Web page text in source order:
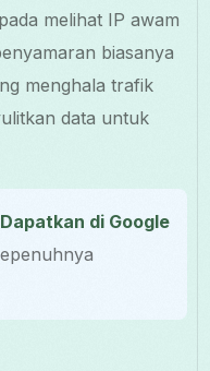
melihat IP awam
biasanya
menghala trafik
data untuk
Dapatkan di Google